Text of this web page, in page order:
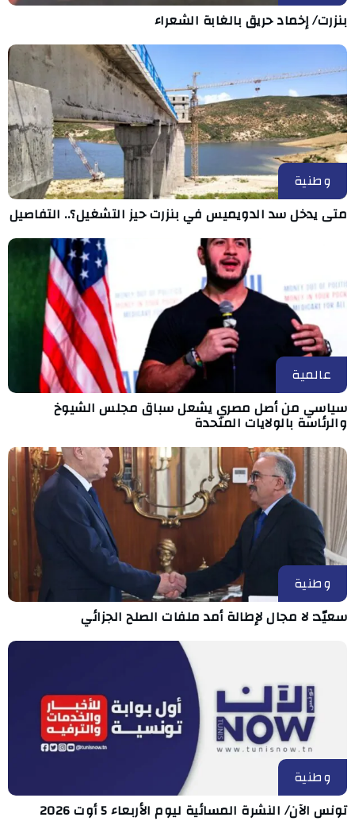
بنزرت/ إخماد حريق بالغابة الشعراء
وطنية
متى يدخل سد الدويميس في بنزرت حيز التشغيل؟.. التفاصيل
عالمية
سياسي من أصل مصري يشعل سباق مجلس الشيوخ
والرئاسة بالولايات المتحدة
وطنية
سعيّد: لا مجال لإطالة أمد ملفات الصلح الجزائي
وطنية
تونس الآن/ النشرة المسائية ليوم الأربعاء 5 أوت 2026